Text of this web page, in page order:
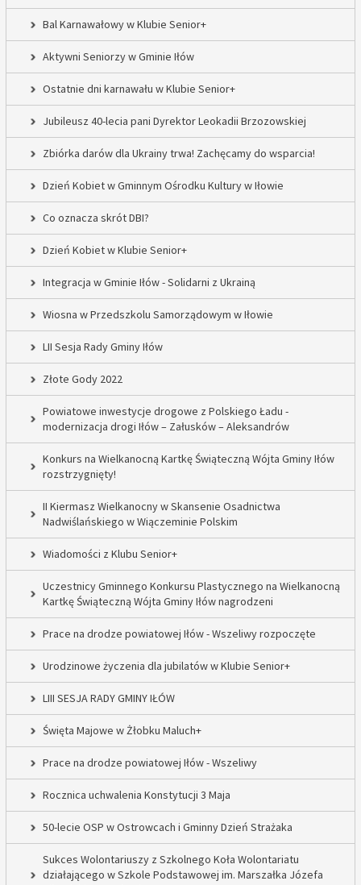
Bal Karnawałowy w Klubie Senior+
Aktywni Seniorzy w Gminie Iłów
Ostatnie dni karnawału w Klubie Senior+
Jubileusz 40-lecia pani Dyrektor Leokadii Brzozowskiej
Zbiórka darów dla Ukrainy trwa! Zachęcamy do wsparcia!
Dzień Kobiet w Gminnym Ośrodku Kultury w Iłowie
Co oznacza skrót DBI?
Dzień Kobiet w Klubie Senior+
Integracja w Gminie Iłów - Solidarni z Ukrainą
Wiosna w Przedszkolu Samorządowym w Iłowie
LII Sesja Rady Gminy Iłów
Złote Gody 2022
Powiatowe inwestycje drogowe z Polskiego Ładu -
modernizacja drogi Iłów – Załusków – Aleksandrów
Konkurs na Wielkanocną Kartkę Świąteczną Wójta Gminy Iłów
rozstrzygnięty!
II Kiermasz Wielkanocny w Skansenie Osadnictwa
Nadwiślańskiego w Wiączeminie Polskim
Wiadomości z Klubu Senior+
Uczestnicy Gminnego Konkursu Plastycznego na Wielkanocną
Kartkę Świąteczną Wójta Gminy Iłów nagrodzeni
Prace na drodze powiatowej Iłów - Wszeliwy rozpoczęte
Urodzinowe życzenia dla jubilatów w Klubie Senior+
LIII SESJA RADY GMINY IŁÓW
Święta Majowe w Żłobku Maluch+
Prace na drodze powiatowej Iłów - Wszeliwy
Rocznica uchwalenia Konstytucji 3 Maja
50-lecie OSP w Ostrowcach i Gminny Dzień Strażaka
Sukces Wolontariuszy z Szkolnego Koła Wolontariatu
działającego w Szkole Podstawowej im. Marszałka Józefa